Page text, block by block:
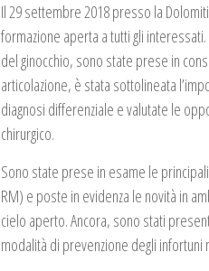
Il 29 settembre 2018 presso la
formazione aperta a tutti gli
del ginocchio, sono state prese in
articolazione, è stata sottolineata
diagnosi differenziale e valutate le
chirurgico.
Sono state prese in esame le
RM) e poste in evidenza le novità in
cielo aperto. Ancora, sono stati
modalità di prevenzione degli